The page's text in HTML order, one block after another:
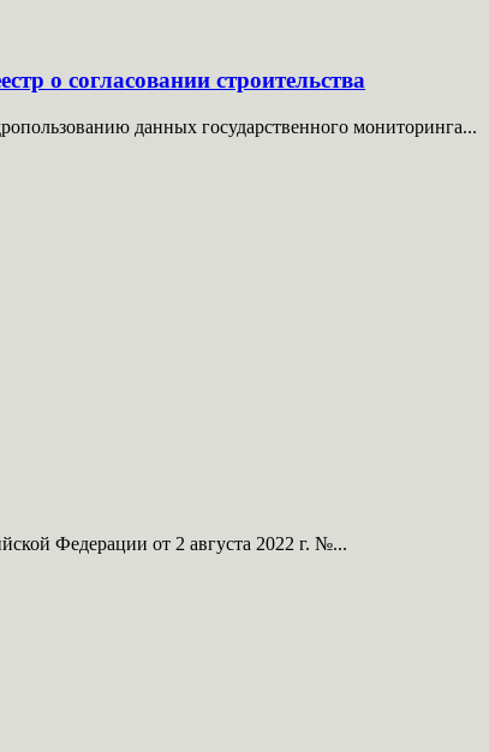
о согласовании строительства
данных государственного мониторинга...
Федерации от 2 августа 2022 г. №...